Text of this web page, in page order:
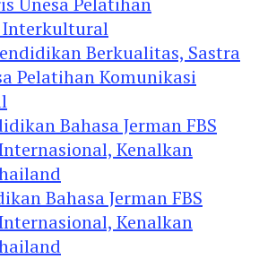
Berkualitas, Sastra
Pelatihan Komunikasi
Bahasa Jerman FBS
Kenalkan